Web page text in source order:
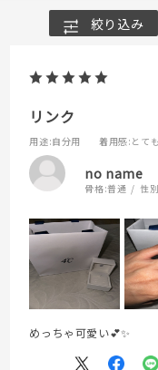
絞り込み
リンク
用途:自分用 着用感:とて
no name
骨格:普通 性
めっちゃ可愛い💕✨